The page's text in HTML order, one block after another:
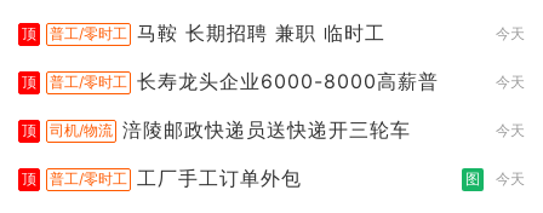
顶 普工/零时工 马鞍 长期招聘 兼职 临时工 今天
顶 普工/零时工 长寿龙头企业6000-8000高薪普 今天
顶 司机/物流 涪陵邮政快递员送快递开三轮车 今天
顶 普工/零时工 工厂手工订单外包 图 今天